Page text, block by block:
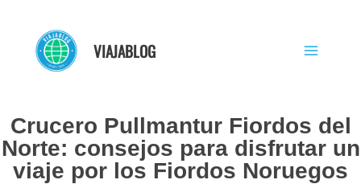
contenido
VIAJABLOG
Crucero Pullmantur Fiordos del
Norte: consejos para disfrutar un
viaje por los Fiordos Noruegos